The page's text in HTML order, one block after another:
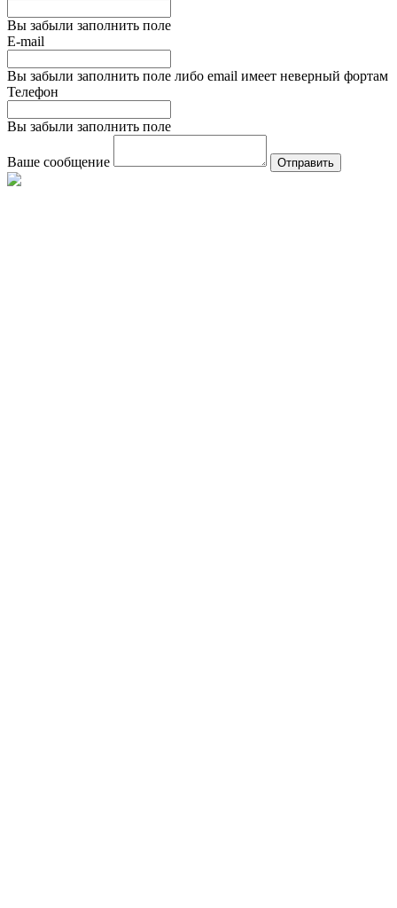
Вы забыли заполнить поле
E-mail
Вы забыли заполнить поле либо email имеет неверный фортам
Телефон
Вы забыли заполнить поле
Ваше сообщение Отправить